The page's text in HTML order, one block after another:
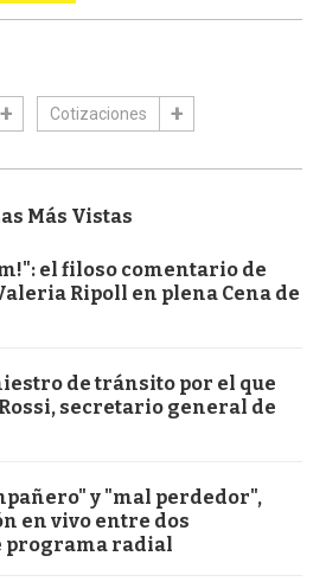
Cotizaciones
Más Vistas
el filoso comentario de
Ripoll en plena Cena de
de tránsito por el que
secretario general de
y "mal perdedor",
en vivo entre dos
programa radial